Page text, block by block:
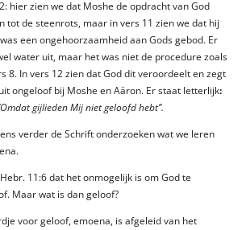
hier zien we dat Moshe de opdracht van God
tot de steenrots, maar in vers 11 zien we dat hij
een ongehoorzaamheid aan Gods gebod. Er
water uit, maar het was niet de procedure zoals
8. In vers 12 zien dat God dit veroordeelt en zegt
ongeloof bij Moshe en Aäron. Er staat letterlijk:
gijlieden Mij niet geloofd hebt’’.
verder de Schrift onderzoeken wat we leren
11:6 dat het onmogelijk is om God te
Maar wat is dan geloof?
voor geloof, emoena, is afgeleid van het